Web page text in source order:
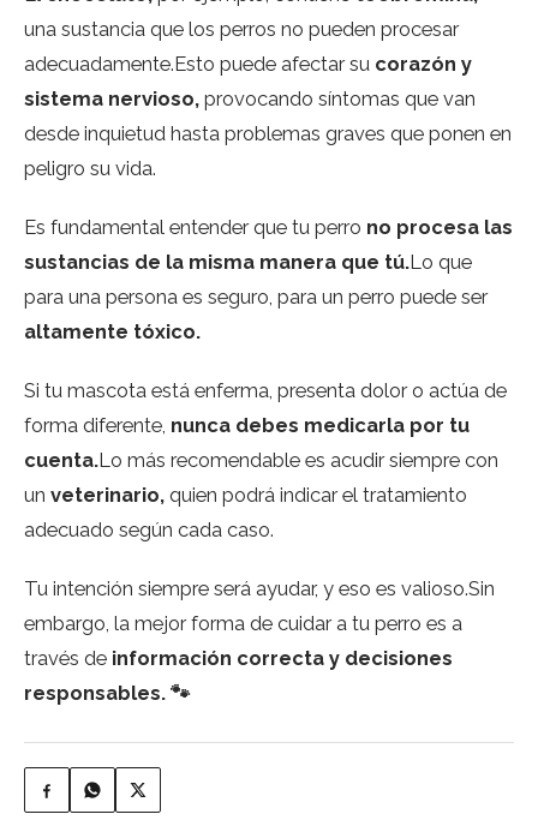
una sustancia que los perros no pueden procesar
adecuadamente.Esto puede afectar su corazón y
sistema nervioso, provocando síntomas que van
desde inquietud hasta problemas graves que ponen en
peligro su vida.
Es fundamental entender que tu perro no procesa las
sustancias de la misma manera que tú.Lo que
para una persona es seguro, para un perro puede ser
altamente tóxico.
Si tu mascota está enferma, presenta dolor o actúa de
forma diferente, nunca debes medicarla por tu
cuenta.Lo más recomendable es acudir siempre con
un veterinario, quien podrá indicar el tratamiento
adecuado según cada caso.
Tu intención siempre será ayudar, y eso es valioso.Sin
embargo, la mejor forma de cuidar a tu perro es a
través de información correcta y decisiones
responsables. 🐾